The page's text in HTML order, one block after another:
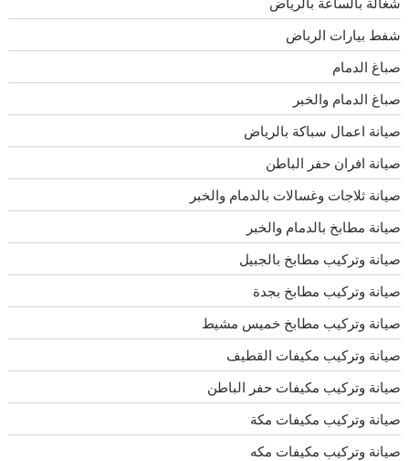
شفط بيارات الرياض
صباغ الدمام
صباغ الدمام والخبر
صيانة اعمال سباكة بالرياض
صيانة افران حفر الباطن
صيانة ثلاجات وغسالات بالدمام والخبر
صيانة مطابخ بالدمام والخبر
صيانة وتركيب مطابخ بالجبيل
صيانة وتركيب مطابخ بجدة
صيانة وتركيب مطابخ خميس مشيط
صيانة وتركيب مكيفات القطيف
صيانة وتركيب مكيفات حفر الباطن
صيانة وتركيب مكيفات مكة
صيانة وتركيب مكيفات مكه